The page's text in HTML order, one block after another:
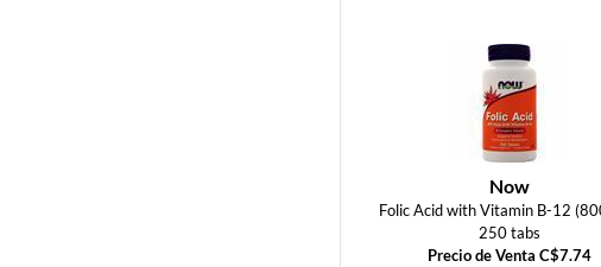
Now
Folic Acid with Vitamin B-12
250 tabs
Precio de Venta C$7.74